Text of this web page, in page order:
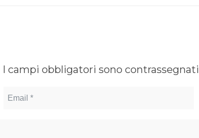
I campi obbligatori sono contrassegnati